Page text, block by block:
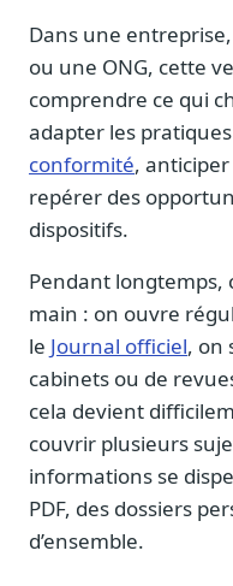
Hébergement
Presse
Kit média, contacts
Dans une
ou une ONG, cette
comprendre ce qui
adapter les
conformité,
repérer des
dispositifs.
Pendant longtemps,
main : on ouvre
le Journal officiel, on
cabinets ou de
cela devient
couvrir plusieurs
informations se
PDF, des dossiers
d’ensemble.